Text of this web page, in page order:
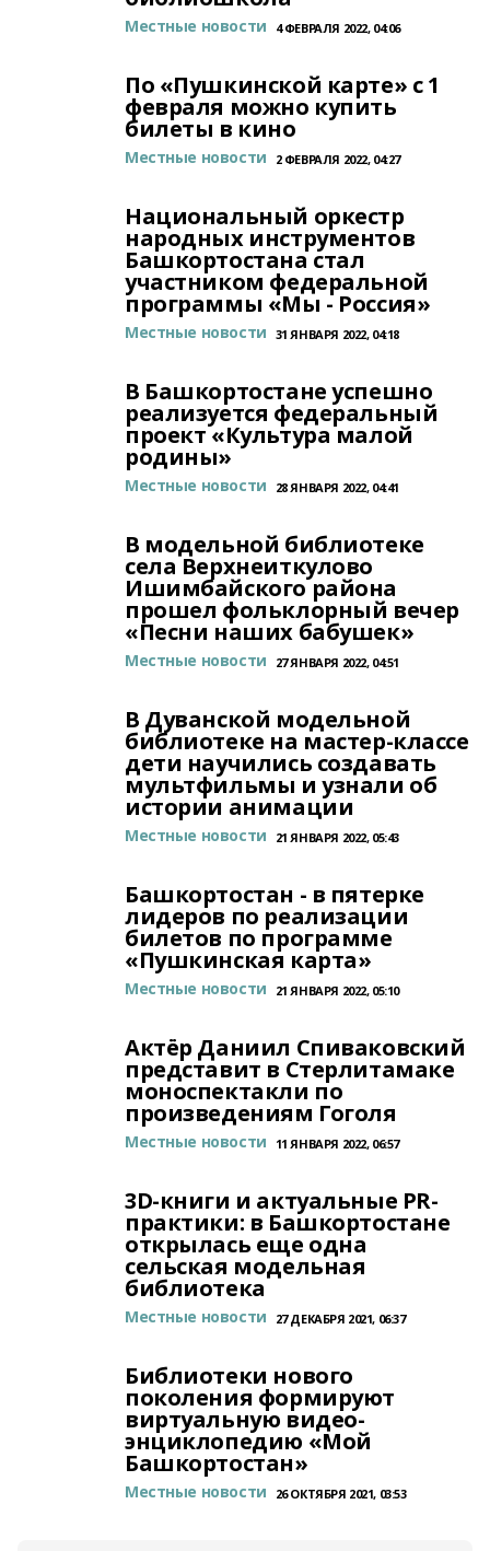
Местные новости 4 ФЕВРАЛЯ 2022, 04:06
По «Пушкинской карте» с 1
февраля можно купить
билеты в кино
Местные новости 2 ФЕВРАЛЯ 2022, 04:27
Национальный оркестр
народных инструментов
Башкортостана стал
участником федеральной
программы «Мы - Россия»
Местные новости 31 ЯНВАРЯ 2022, 04:18
В Башкортостане успешно
реализуется федеральный
проект «Культура малой
родины»
Местные новости 28 ЯНВАРЯ 2022, 04:41
В модельной библиотеке
села Верхнеиткулово
Ишимбайского района
прошел фольклорный вечер
«Песни наших бабушек»
Местные новости 27 ЯНВАРЯ 2022, 04:51
В Дуванской модельной
библиотеке на мастер-классе
дети научились создавать
мультфильмы и узнали об
истории анимации
Местные новости 21 ЯНВАРЯ 2022, 05:43
Башкортостан - в пятерке
лидеров по реализации
билетов по программе
«Пушкинская карта»
Местные новости 21 ЯНВАРЯ 2022, 05:10
Актёр Даниил Спиваковский
представит в Стерлитамаке
моноспектакли по
произведениям Гоголя
Местные новости 11 ЯНВАРЯ 2022, 06:57
3D-книги и актуальные PR-
практики: в Башкортостане
открылась еще одна
сельская модельная
библиотека
Местные новости 27 ДЕКАБРЯ 2021, 06:37
Библиотеки нового
поколения формируют
виртуальную видео-
энциклопедию «Мой
Башкортостан»
Местные новости 26 ОКТЯБРЯ 2021, 03:53